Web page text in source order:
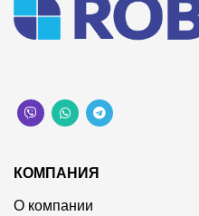
КОМПАНИЯ
О компании